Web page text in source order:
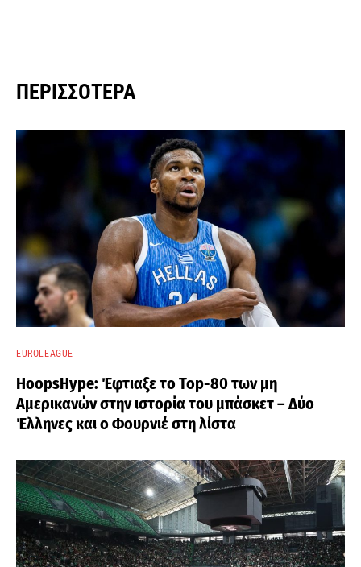
ΠΕΡΙΣΣΌΤΕΡΑ
EUROLEAGUE
HoopsHype: Έφτιαξε το Top-80 των μη
Αμερικανών στην ιστορία του μπάσκετ – Δύο
Έλληνες και ο Φουρνιέ στη λίστα